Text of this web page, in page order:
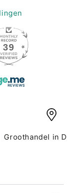
39
Groothandel in